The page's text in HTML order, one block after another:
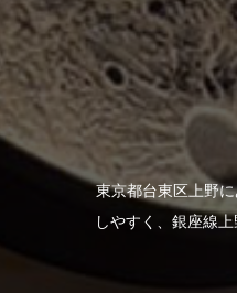
東京都台東区上野
しやすく、銀座線